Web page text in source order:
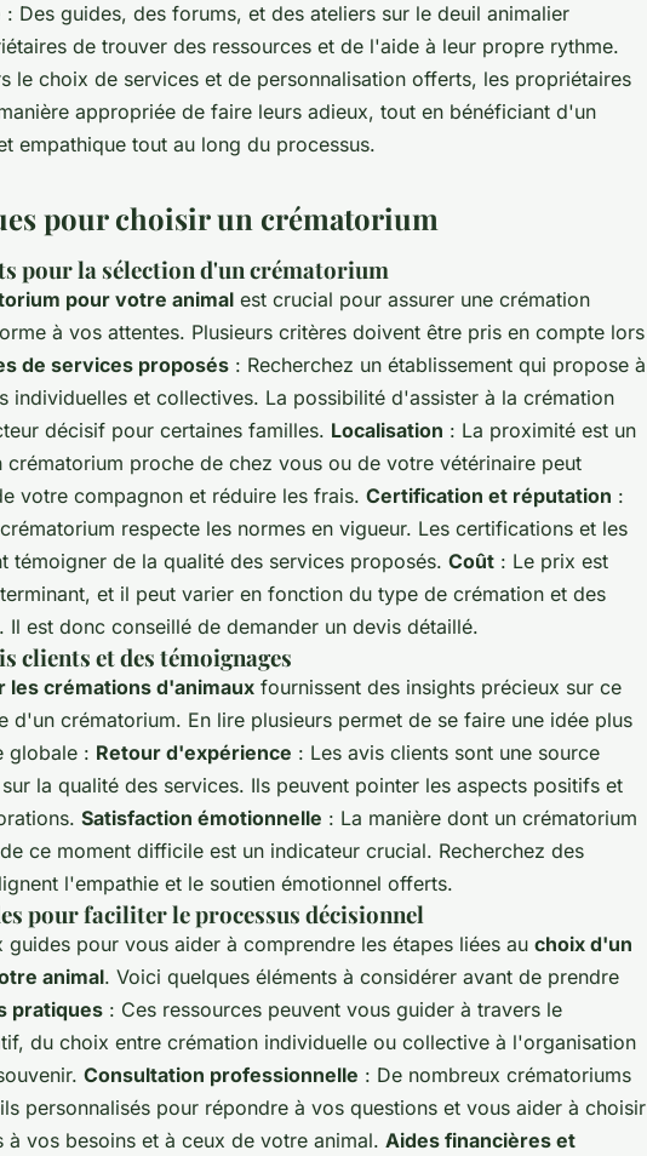
: Des guides, des forums, et des ateliers sur le deuil animalier
de trouver des ressources et de l'aide à leur propre rythme.
le choix de services et de personnalisation offerts, les propriétaires
appropriée de faire leurs adieux, tout en bénéficiant d'un
empathique tout au long du processus.
pour choisir un crématorium
pour la sélection d'un crématorium
pour votre animal est crucial pour assurer une crémation
à vos attentes. Plusieurs critères doivent être pris en compte lors
de services proposés : Recherchez un établissement qui propose à
individuelles et collectives. La possibilité d'assister à la crémation
décisif pour certaines familles. Localisation : La proximité est un
proche de chez vous ou de votre vétérinaire peut
votre compagnon et réduire les frais. Certification et réputation :
respecte les normes en vigueur. Les certifications et les
témoigner de la qualité des services proposés. Coût : Le prix est
et il peut varier en fonction du type de crémation et des
Il est donc conseillé de demander un devis détaillé.
clients et des témoignages
les crémations d'animaux fournissent des insights précieux sur ce
d'un crématorium. En lire plusieurs permet de se faire une idée plus
globale : Retour d'expérience : Les avis clients sont une source
la qualité des services. Ils peuvent pointer les aspects positifs et
Satisfaction émotionnelle : La manière dont un crématorium
ce moment difficile est un indicateur crucial. Recherchez des
l'empathie et le soutien émotionnel offerts.
pour faciliter le processus décisionnel
guides pour vous aider à comprendre les étapes liées au choix d'un
animal. Voici quelques éléments à considérer avant de prendre
pratiques : Ces ressources peuvent vous guider à travers le
du choix entre crémation individuelle ou collective à l'organisation
Consultation professionnelle : De nombreux crématoriums
personnalisés pour répondre à vos questions et vous aider à choisir
à vos besoins et à ceux de votre animal. Aides financières et